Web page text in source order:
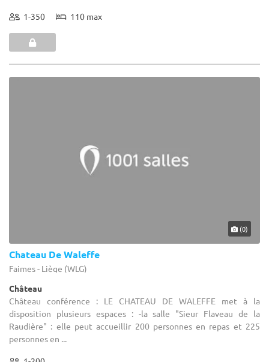
1-350 110 max
(0)
Chateau De Waleffe
Faimes - Liège (WLG)
Château
Château conférence : LE CHATEAU DE WALEFFE met à la
disposition plusieurs espaces : -la salle "Sieur Flaveau de la
Raudière" : elle peut accueillir 200 personnes en repas et 225
personnes en ...